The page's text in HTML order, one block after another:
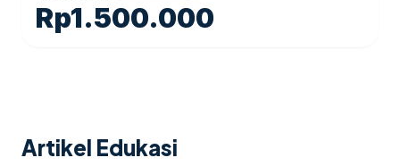
Rp1.500.000
Artikel Edukasi